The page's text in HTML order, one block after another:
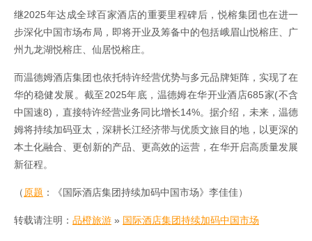
继2025年达成全球百家酒店的重要里程碑后，悦榕集团也在进一
步深化中国市场布局，即将开业及筹备中的包括峨眉山悦榕庄、广
州九龙湖悦榕庄、仙居悦榕庄。
而温德姆酒店集团也依托特许经营优势与多元品牌矩阵，实现了在
华的稳健发展。截至2025年底，温德姆在华开业酒店685家(不含
中国速8)，直接特许经营业务同比增长14%。据介绍，未来，温德
姆将持续加码亚太，深耕长江经济带与优质文旅目的地，以更深的
本土化融合、更创新的产品、更高效的运营，在华开启高质量发展
新征程。
（原题 ：《国际酒店集团持续加码中国市场》李佳佳）
转载请注明： 品橙旅游 » 国际酒店集团持续加码中国市场